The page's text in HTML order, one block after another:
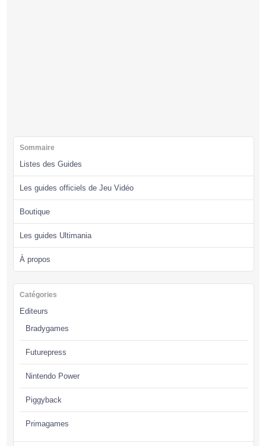
Sommaire
Listes des Guides
Les guides officiels de Jeu Vidéo
Boutique
Les guides Ultimania
À propos
Catégories
Editeurs
Bradygames
Futurepress
Nintendo Power
Piggyback
Primagames